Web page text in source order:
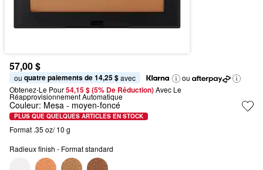
57,00 $
ou quatre paiements de 14,25 $ avec
ou
Obtenez-Le Pour54,15 $ (5% De Réduction) Avec Le
Réapprovisionnement Automatique
Couleur: Mesa - moyen-foncé
PLUS QUE QUELQUES ARTICLES EN STOCK
Format .35 oz/ 10 g
Radieux finish - Format standard